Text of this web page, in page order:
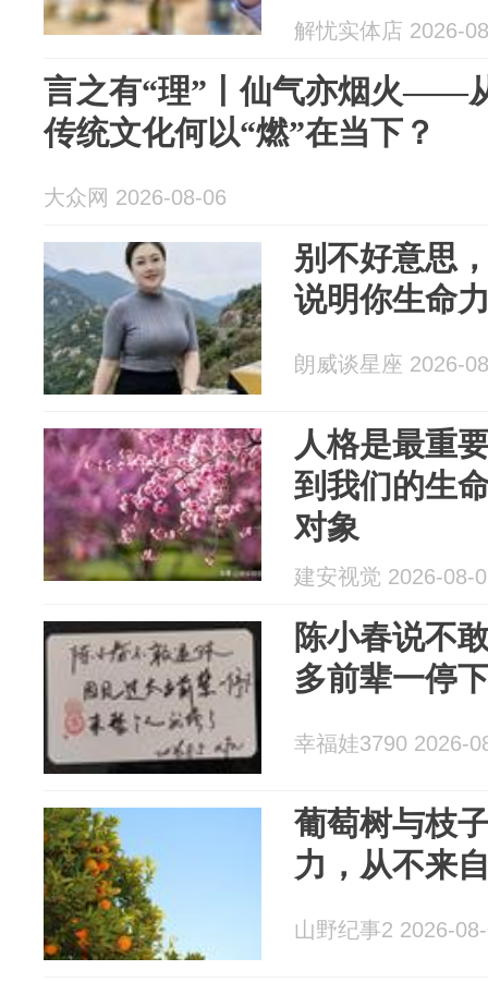
解忧实体店 2026-
言之有“理”丨仙气亦烟火——
传统文化何以“燃”在当下？
大众网 2026-08-06
别不好意思
说明你生命
朗威谈星座 2026-
人格是最重
到我们的生
对象
建安视觉 2026-08-
陈小春说不
多前辈一停
幸福娃3790 2026-
葡萄树与枝
力，从不来
山野纪事2 2026-